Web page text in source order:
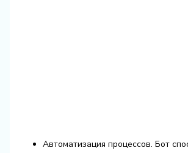
Автоматизация процессов. Бот